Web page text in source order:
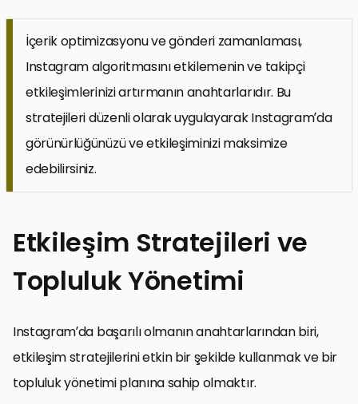
İçerik optimizasyonu ve gönderi zamanlaması,
Instagram algoritmasını etkilemenin ve takipçi
etkileşimlerinizi artırmanın anahtarlarıdır. Bu
stratejileri düzenli olarak uygulayarak Instagram’da
görünürlüğünüzü ve etkileşiminizi maksimize
edebilirsiniz.
Etkileşim Stratejileri ve
Topluluk Yönetimi
Instagram’da başarılı olmanın anahtarlarından biri,
etkileşim stratejilerini etkin bir şekilde kullanmak ve bir
topluluk yönetimi planına sahip olmaktır.